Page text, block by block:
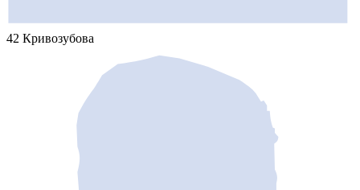
42 Кривозубова